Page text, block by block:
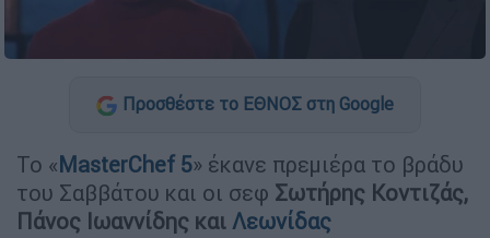
Προσθέστε το ΕΘΝΟΣ στη Google
Το «MasterChef 5» έκανε πρεμιέρα το βράδυ
του Σαββάτου και οι σεφ Σωτήρης Κοντιζάς,
Πάνος Ιωαννίδης και Λεωνίδας